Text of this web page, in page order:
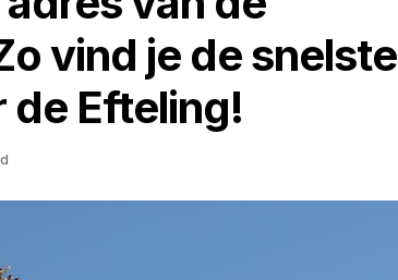
vind je de snelste
de Efteling!